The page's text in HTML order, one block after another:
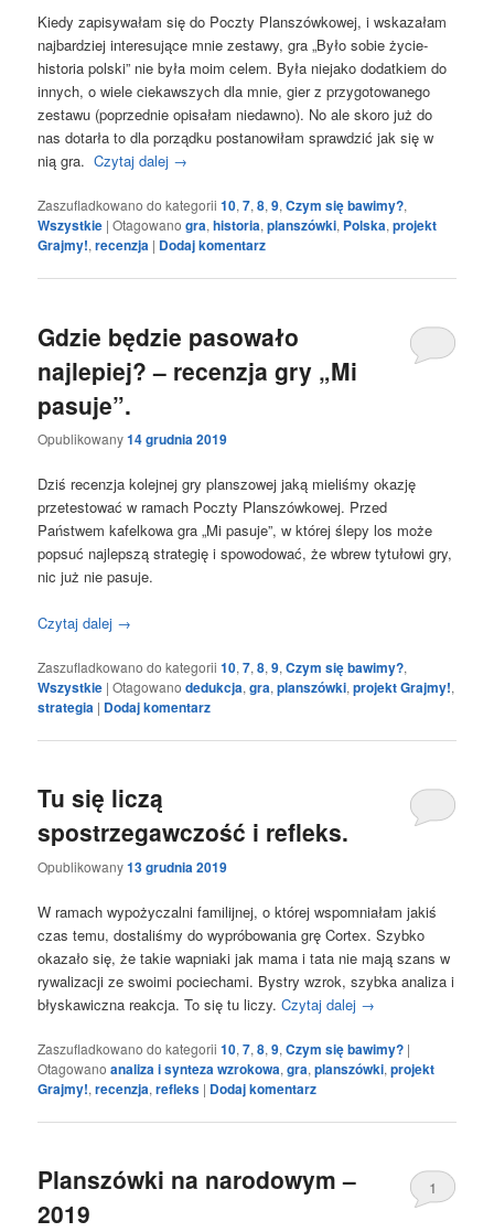
Kiedy zapisywałam się do Poczty Planszówkowej, i wskazałam
najbardziej interesujące mnie zestawy, gra „Było sobie życie-
historia polski” nie była moim celem. Była niejako dodatkiem do
innych, o wiele ciekawszych dla mnie, gier z przygotowanego
zestawu (poprzednie opisałam niedawno). No ale skoro już do
nas dotarła to dla porządku postanowiłam sprawdzić jak się w
nią gra.Czytaj dalej →
Zaszufladkowano do kategorii 10,7,8,9,Czym się bawimy?,
Wszystkie |Otagowano gra,historia,planszówki, Polska,projekt
Grajmy!,recenzja | Dodaj komentarz
Gdzie będzie pasowało
najlepiej? – recenzja gry „Mi
pasuje”.
Opublikowany14 grudnia 2019
Dziś recenzja kolejnej gry planszowej jaką mieliśmy okazję
przetestować w ramach Poczty Planszówkowej. Przed
Państwem kafelkowa gra „Mi pasuje”, w której ślepy los może
popsuć najlepszą strategię i spowodować, że wbrew tytułowi gry,
nic już nie pasuje.
Czytaj dalej →
Zaszufladkowano do kategorii 10,7,8,9,Czym się bawimy?,
Wszystkie |Otagowano dedukcja,gra,planszówki,projekt Grajmy!,
strategia | Dodaj komentarz
Tu się liczą
spostrzegawczość i refleks.
Opublikowany13 grudnia 2019
W ramach wypożyczalni familijnej, o której wspomniałam jakiś
czas temu, dostaliśmy do wypróbowania grę Cortex. Szybko
okazało się, że takie wapniaki jak mama i tata nie mają szans w
rywalizacji ze swoimi pociechami. Bystry wzrok, szybka analiza i
błyskawiczna reakcja. To się tu liczy.Czytaj dalej →
Zaszufladkowano do kategorii 10,7,8,9,Czym się bawimy? |
Otagowano analiza i synteza wzrokowa,gra,planszówki,projekt
Grajmy!,recenzja,refleks | Dodaj komentarz
Planszówki na narodowym –
2019
1